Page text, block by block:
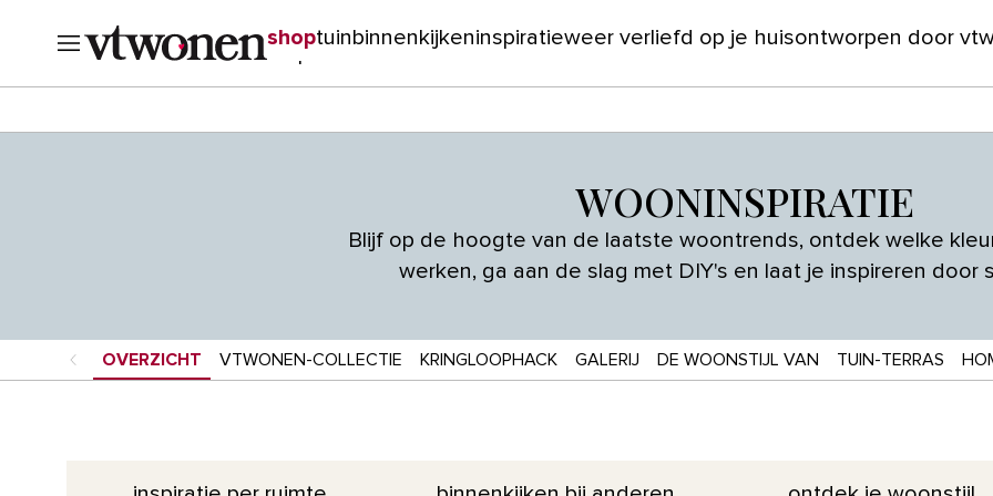
shoptuin binnenkijkeninspiratieweer verliefd op je huisontworpen door
verbouwen
WOONINSPIRATIE
Blijf op de hoogte van de laatste woontrends, ontdek welke
werken, ga aan de slag met DIY's en laat je inspireren door
OVERZICHT VTWONEN-COLLECTIE KRINGLOOPHACK GALERIJ DE WOONSTIJL VAN TUIN-TERRAS